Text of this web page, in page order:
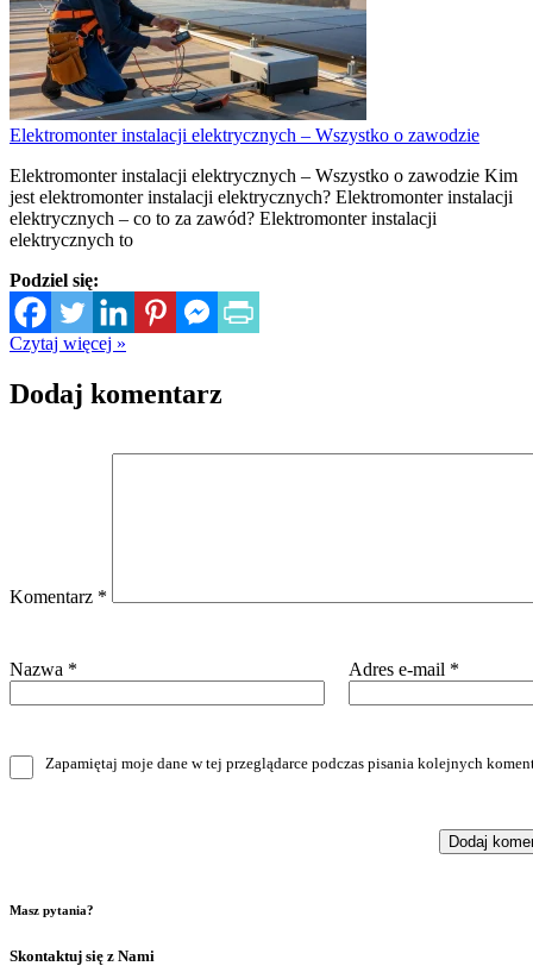
Elektromonter instalacji elektrycznych – Wszystko o zawodzie
Elektromonter instalacji elektrycznych – Wszystko o zawodzie Kim
jest elektromonter instalacji elektrycznych? Elektromonter instalacji
elektrycznych – co to za zawód? Elektromonter instalacji
elektrycznych to
Podziel się:
Czytaj więcej »
Dodaj komentarz
Komentarz *
Nazwa * Adres e-mail *
Zapamiętaj moje dane w tej przeglądarce podczas pisania kolejnych
Masz pytania?
Skontaktuj się z Nami